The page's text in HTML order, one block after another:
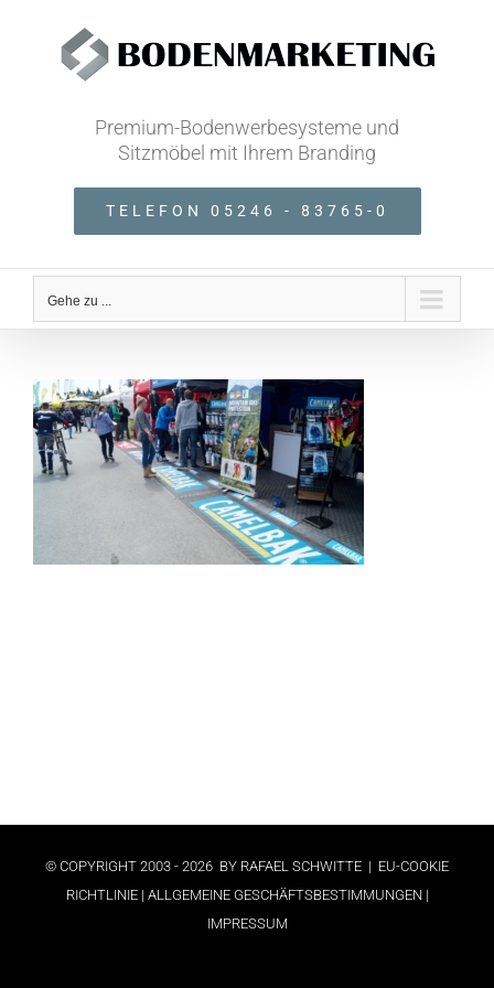
Premium-Bodenwerbesysteme und
Sitzmöbel mit Ihrem Branding
TELEFON 05246 - 83765-0
Gehe zu ...
© COPYRIGHT 2003 - 2026 BY RAFAEL SCHWITTE | EU-COOKIE
RICHTLINIE | ALLGEMEINE GESCHÄFTSBESTIMMUNGEN |
IMPRESSUM